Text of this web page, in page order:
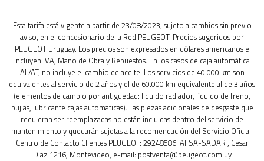
Esta tarifa está vigente a partir de 23/08/2023, sujeto a cambios sin previo
aviso, en el concesionario de la Red PEUGEOT. Precios sugeridos por
PEUGEOT Uruguay. Los precios son expresados en dólares americanos e
incluyen IVA, Mano de Obra y Repuestos. En los casos de caja automática
AL/AT, no incluye el cambio de aceite. Los servicios de 40.000 km son
equivalentes al servicio de 2 años y el de 60.000 km equivalente al de 3 años
(elementos de cambio por antigüedad: liquido radiador, líquido de freno,
bujias, lubricante cajas automaticas). Las piezas adicionales de desgaste que
requieran ser reemplazadas no están incluidas dentro del servicio de
mantenimiento y quedarán sujetas a la recomendación del Servicio Oficial.
Centro de Contacto Clientes PEUGEOT: 29248586. AFSA-SADAR , Cesar
Diaz 1216, Montevideo, e-mail: postventa@peugeot.com.uy